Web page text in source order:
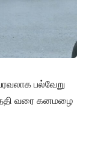
பல்வேறு
வரை கனமழை